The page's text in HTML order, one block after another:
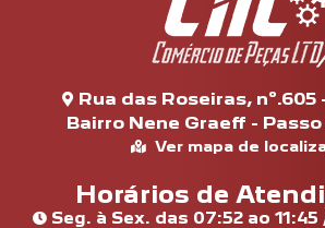
Rua das Roseiras, nº.605
Bairro Nene Graeff -
Ver mapa de
Horários de
Seg. à Sex. das 07:52 ao 11:45